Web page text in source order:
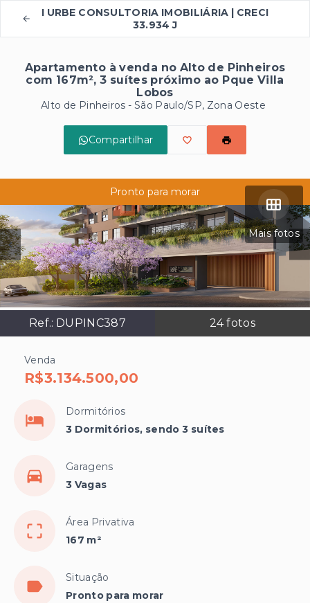
I URBE CONSULTORIA IMOBILIÁRIA | CRECI
33.934 J
Apartamento à venda no Alto de Pinheiros
com 167m², 3 suítes próximo ao Pque Villa
Lobos
Alto de Pinheiros - São Paulo/SP, Zona Oeste
Compartilhar
Mais fotos
Ref.: DUPINC387 24fotos
Pronto para morar
Venda
R$3.134.500,00
Dormitórios
3 Dormitórios, sendo 3 suítes
Garagens
3 Vagas
Área Privativa
167 m²
Situação
Pronto para morar